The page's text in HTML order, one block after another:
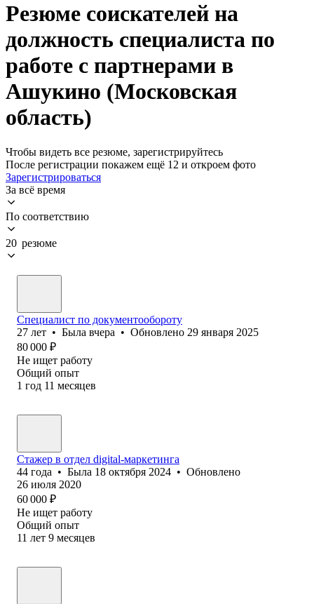
Резюме соискателей на
должность специалиста по
работе с партнерами в
Ашукино (Московская
область)
Чтобы видеть все резюме, зарегистрируйтесь
После регистрации покажем ещё 12 и откроем фото
Зарегистрироваться
За всё время
По соответствию
20 резюме
Специалист по документообороту
27 лет • Была вчера • Обновлено 29 января 2025
80 000 ₽
Не ищет работу
Общий опыт
1 год 11 месяцев
Стажер в отдел digital-маркетинга
44 года • Была 18 октября 2024 • Обновлено
26 июля 2020
60 000 ₽
Не ищет работу
Общий опыт
11 лет 9 месяцев